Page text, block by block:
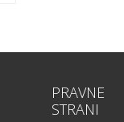
PRAVNE
STRANI